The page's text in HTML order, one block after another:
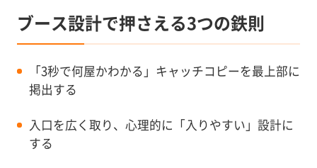
ブース設計で押さえる3つの鉄則
「3秒で何屋かわかる」キャッチコピーを最上部に
掲出する
入口を広く取り、心理的に「入りやすい」設計に
する